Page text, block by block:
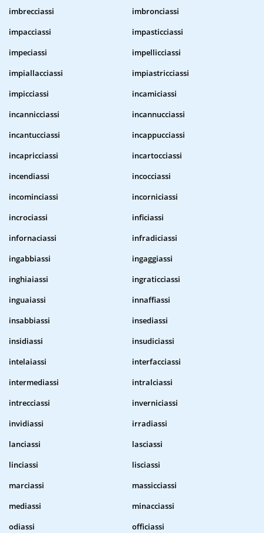
imbrecciassi
imbronciassi
impacciassi
impasticciassi
impeciassi
impellicciassi
impiallacciassi
impiastricciassi
impicciassi
incamiciassi
incannicciassi
incannucciassi
incantucciassi
incappucciassi
incapricciassi
incartocciassi
incendiassi
incocciassi
incominciassi
incorniciassi
incrociassi
inficiassi
infornaciassi
infradiciassi
ingabbiassi
ingaggiassi
inghiaiassi
ingraticciassi
inguaiassi
innaffiassi
insabbiassi
insediassi
insidiassi
insudiciassi
intelaiassi
interfacciassi
intermediassi
intralciassi
intrecciassi
inverniciassi
invidiassi
irradiassi
lanciassi
lasciassi
linciassi
lisciassi
marciassi
massicciassi
mediassi
minacciassi
odiassi
officiassi